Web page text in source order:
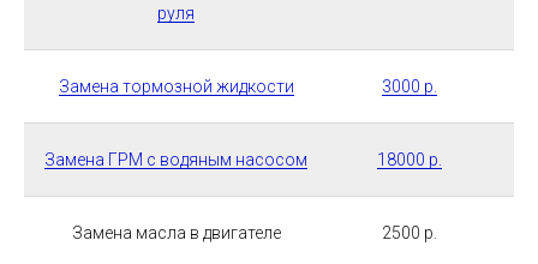
руля
Замена тормозной жидкости 3000 р.
Замена ГРМ с водяным насосом 18000 р.
Замена масла в двигателе 2500 р.